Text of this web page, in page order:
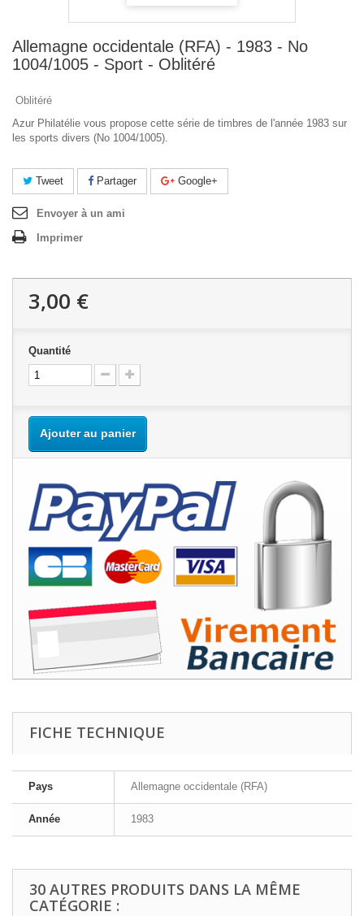
Allemagne occidentale (RFA) - 1983 - No
1004/1005 - Sport - Oblitéré
Oblitéré
Azur Philatélie vous propose cette série de timbres de l'année 1983 sur
les sports divers (No 1004/1005).
Tweet Partager Google+
Envoyer à un ami
Imprimer
3,00 €
Quantité
Ajouter au panier
FICHE TECHNIQUE
Pays Allemagne occidentale (RFA)
Année 1983
30 AUTRES PRODUITS DANS LA MÊME
CATÉGORIE :